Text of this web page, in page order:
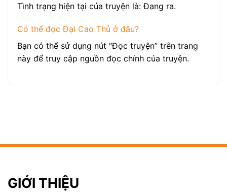
Tình trạng hiện tại của truyện là: Đang ra.
Có thể đọc Đại Cao Thủ ở đâu?
Bạn có thể sử dụng nút “Đọc truyện” trên trang
này để truy cập nguồn đọc chính của truyện.
GIỚI THIỆU